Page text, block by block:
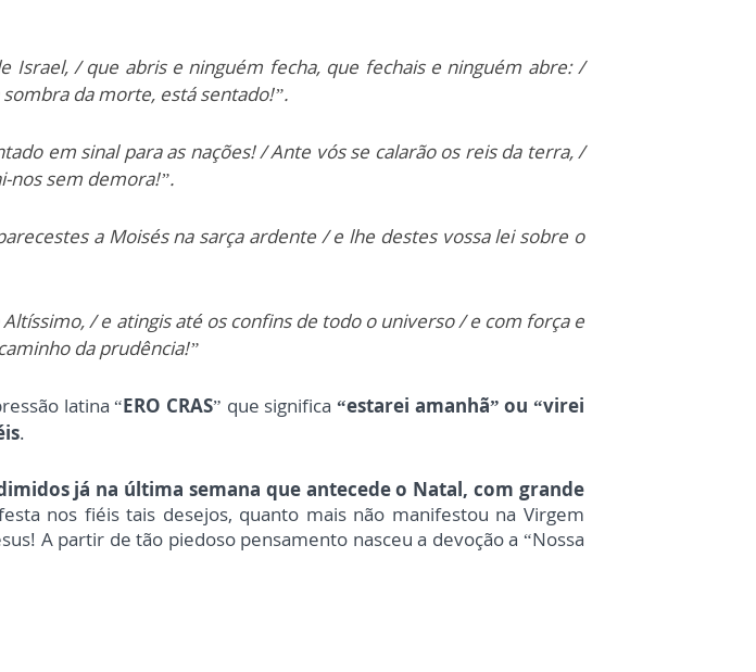
Israel, / que abris e ninguém fecha, que fechais e ninguém abre: /
da morte, está sentado!”.
em sinal para as nações! / Ante vós se calarão os reis da terra, /
nos sem demora!”.
a Moisés na sarça ardente / e lhe destes vossa lei sobre o
/ e atingis até os confins de todo o universo / e com força e
da prudência!”
latina “ERO CRAS” que significa“estarei amanhã” ou “virei
.
já na última semana que antecede o Natal, com grande
nos fiéis tais desejos, quanto mais não manifestou na Virgem
A partir de tão piedoso pensamento nasceu a devoção a “Nossa